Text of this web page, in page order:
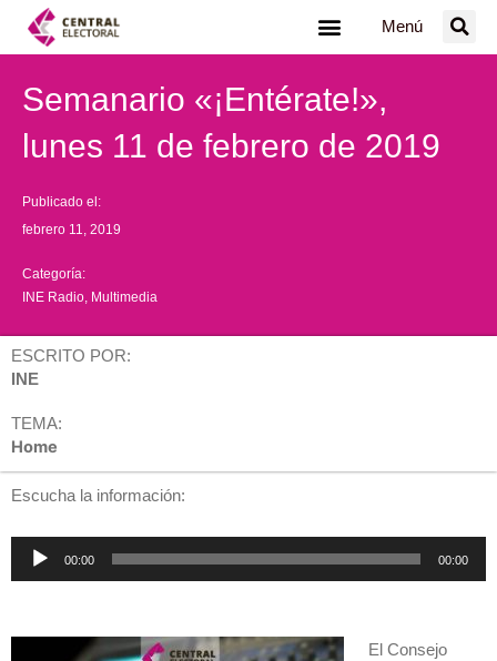
Menú
Semanario «¡Entérate!»,
lunes 11 de febrero de 2019
Publicado el:
febrero 11, 2019
Categoría:
INE Radio Multimedia
ESCRITO POR:
INE
TEMA:
Home
Escucha la información:
Reproductor
00:00 00:00
El Consejo